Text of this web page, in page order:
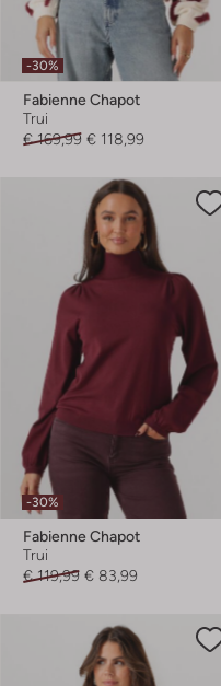
-30%
Fabienne Chapot
Trui
€ 169,99 € 118,99
-30%
Fabienne Chapot
Trui
€ 119,99 € 83,99